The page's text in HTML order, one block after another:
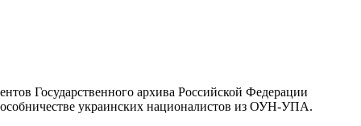
Государственного архива Российской Федерации
украинских националистов из ОУН-УПА.